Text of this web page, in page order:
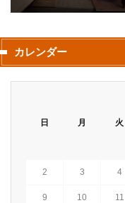
カレンダー
日 月 火
2 3 4
9 10 11